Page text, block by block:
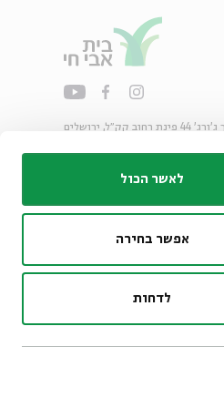
לאשר הכול
אפשר בחירה
לדחות
רחוב קק״ל, ירושלים